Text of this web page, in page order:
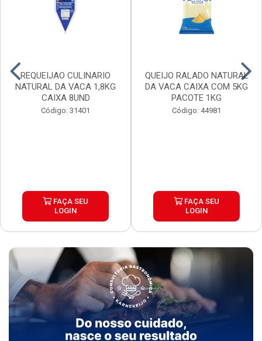
REQUEIJAO CULINARIO
NATURAL DA VACA 1,8KG
CAIXA 8UND
Código: 31401
FAÇA SEU
LOGIN
QUEIJO RALADO NATURAL
DA VACA CAIXA COM 5KG
PACOTE 1KG
Código: 44981
FAÇA SEU
LOGIN